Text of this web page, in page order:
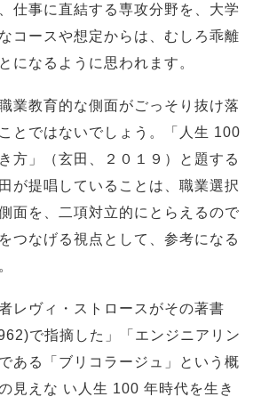
仕事に直結する専攻分野を、大学
コースや想定からは、むしろ乖離
になるように思われます。
業教育的な側面がごっそり抜け落
とではないでしょう。「人生 100
方」（玄田、２０１９）と題する
が提唱していることは、職業選択
面を、二項対立的にとらえるので
つなげる視点として、参考になる
レヴィ・ストロースがその著書
で指摘した」「エンジニアリン
ある「ブリコラージュ」という概
見えな い人生 100 年時代を生き